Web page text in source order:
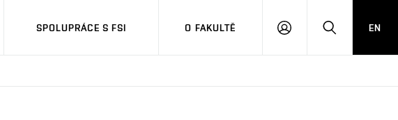
SPOLUPRÁCE S FSI O FAKULTĚ
PŘIHLÁŠENÍHLEDAT
EN